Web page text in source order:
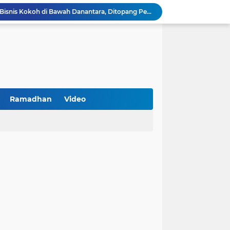
BNI Catat Fundamental Bisnis Kokoh di Bawah Danantara, Ditopang Pertumbuhan Kredit dan Kualitas Aset
Jakarta Raih Digital Excellence Awards 2026
Kemerdekaan
Ramadhan Video